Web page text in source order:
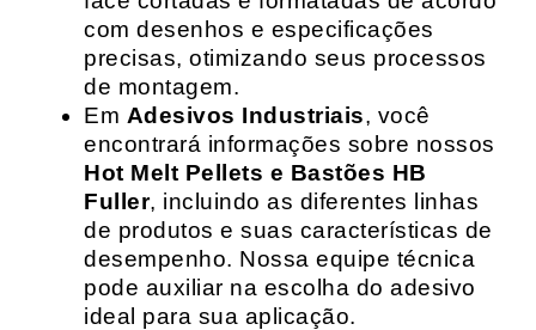
com desenhos e especificações
precisas, otimizando seus processos
de montagem.
Em Adesivos Industriais, você
encontrará informações sobre nossos
Hot Melt Pellets e Bastões HB
Fuller, incluindo as diferentes linhas
de produtos e suas características de
desempenho. Nossa equipe técnica
pode auxiliar na escolha do adesivo
ideal para sua aplicação.